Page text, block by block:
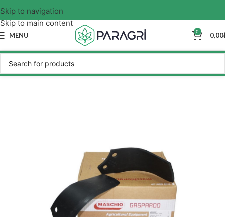
Skip to navigation
Skip to main content
MENU 0 0,00